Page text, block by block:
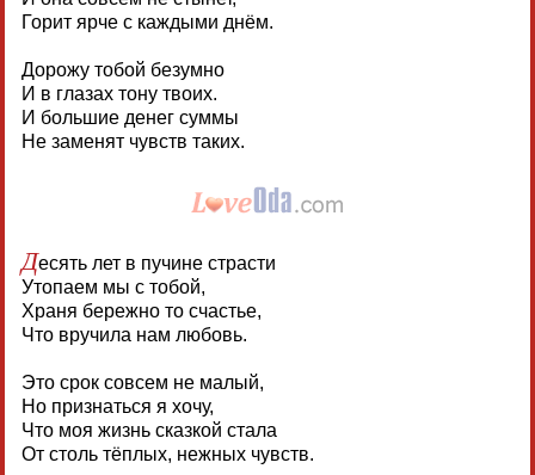
Горит ярче с каждыми днём.
Дорожу тобой безумно
И в глазах тону твоих.
И большие денег суммы
Не заменят чувств таких.
Десять лет в пучине страсти
Утопаем мы с тобой,
Храня бережно то счастье,
Что вручила нам любовь.
Это срок совсем не малый,
Но признаться я хочу,
Что моя жизнь сказкой стала
От столь тёплых, нежных чувств.